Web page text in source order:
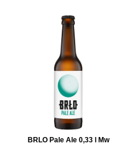
BRLO Pale Ale 0,33 l Mw